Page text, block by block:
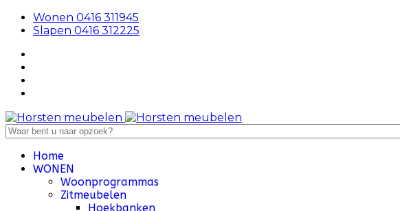
Wonen 0416 311945
Slapen 0416 312225
Home
WONEN
Woonprogrammas
Zitmeubelen
Hoekbanken